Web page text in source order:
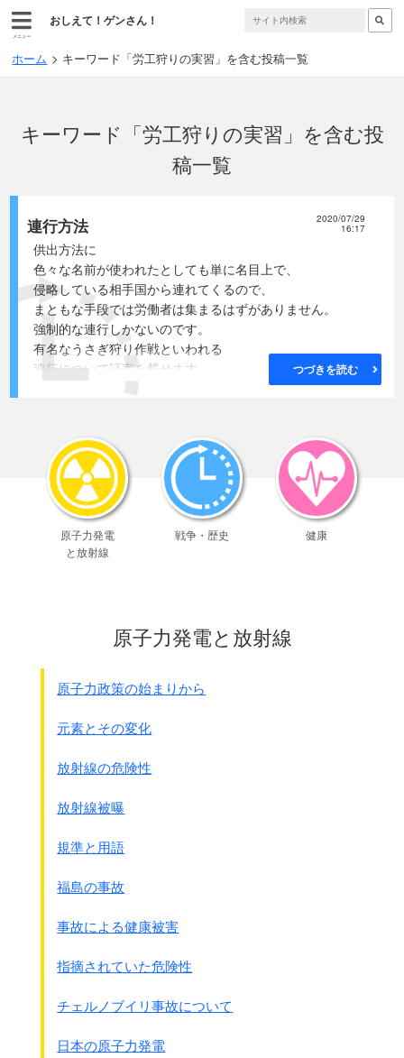
メニュー
おしえて！ゲンさん！
ホーム キーワード「労工狩りの実習」を含む投稿一覧
キーワード「労工狩りの実習」を含む投
稿一覧
連行方法 2020/07/29
16:17
供出方法に
色々な名前が使われたとしても単に名目上で、
侵略している相手国から連れてくるので、
まともな手段では労働者は集まるはずがありません。
強制的な連行しかないのです。
有名なうさぎ狩り作戦といわれる
連行について証言を載せます。
(全て少し読みやすくしています)
昭和18年9月、
北支の各師団では労工狩りの実習がありました。
野っ原に円陣をはり、各中隊旗をたて、
ドラを鳴らし、ウサギを追い出し捕まえる演習です。
私は実際の作戦には参加しませんでしたが、
方面軍からの命令は知っています。
そして昭和18年10月、
北支那派遣軍の作戦として、
59師団から部隊が抽出され、
山東半島の付け根に集結しました。
山東半島を押し上げる形で
附近の海上は海軍が船を浮かべて封鎖しました。
●城野宏 証言
50人1組にして縛り上げで人狩りをし、
各地へ配分するわけです。
内地へはこの時1,000人余り、
船が来るまで砂浜に鉄条網を張って、
メシもろくに喰わせず、
フラフラの彼らの所に憲兵がやってきて、
つづきを読む
原子力発電
と放射線
戦争・歴史 健康
原子力発電と放射線
原子力政策の始まりから
元素とその変化
放射線の危険性
放射線被曝
規準と用語
福島の事故
事故による健康被害
指摘されていた危険性
チェルノブイリ事故について
日本の原子力発電